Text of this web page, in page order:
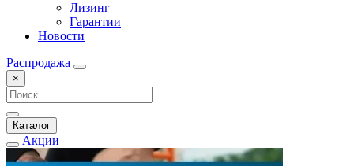
Лизинг
Гарантии
Новости
Распродажа
×
Каталог
Акции